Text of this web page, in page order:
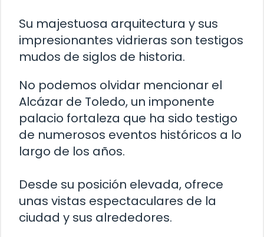
Su majestuosa arquitectura y sus
impresionantes vidrieras son testigos
mudos de siglos de historia.
No podemos olvidar mencionar el
Alcázar de Toledo, un imponente
palacio fortaleza que ha sido testigo
de numerosos eventos históricos a lo
largo de los años.
Desde su posición elevada, ofrece
unas vistas espectaculares de la
ciudad y sus alrededores.